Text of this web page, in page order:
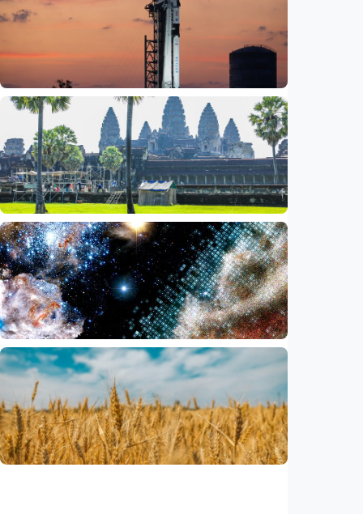
Iptek
Bagian roket Falcon 9 SpaceX akan hantam
Bulan, NASA pastikan Bumi aman
Indonesia•05 Aug 2026
Iptek
Saat ASEAN bersiap memasuki era AI,
reformasi layanan publik jadi agenda
bersama
Indonesia•05 Aug 2026
Iptek
Ilmuwan temukan akselerator partikel
terkuat di galaksi, energinya lampaui
perkiraan
Indonesia•03 Aug 2026